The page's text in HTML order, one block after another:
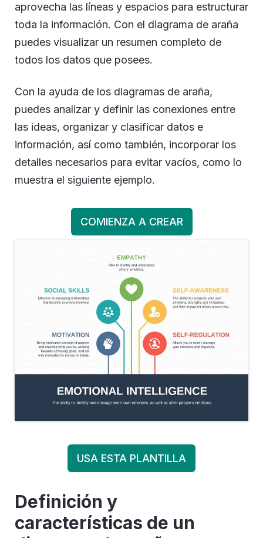
aprovecha las líneas y espacios para estructurar
toda la información. Con el diagrama de araña
puedes visualizar un resumen completo de
todos los datos que posees.
Con la ayuda de los diagramas de araña,
puedes analizar y definir las conexiones entre
las ideas, organizar y clasificar datos e
información, así como también, incorporar los
detalles necesarios para evitar vacíos, como lo
muestra el siguiente ejemplo.
COMIENZA A CREAR
USA ESTA PLANTILLA
Definición y
características de un